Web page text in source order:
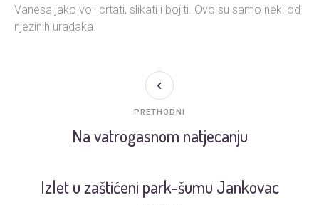
Vanesa jako voli crtati, slikati i bojiti. Ovo su samo neki od
njezinih uradaka.
Na vatrogasnom natjecanju
PRETHODNI
Izlet u zaštićeni park-šumu Jankovac